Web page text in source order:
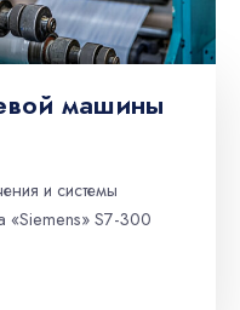
машины
и системы
«Siemens» S7-300